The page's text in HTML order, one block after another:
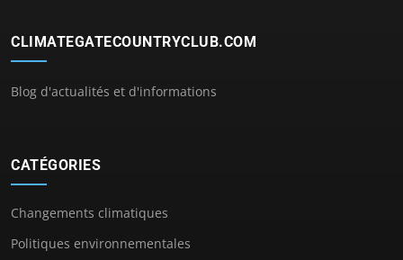
CLIMATEGATECOUNTRYCLUB.COM
Blog d'actualités et d'informations
CATÉGORIES
Changements climatiques
Politiques environnementales